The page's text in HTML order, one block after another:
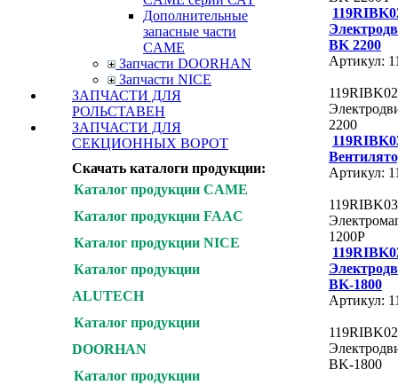
Дополнительные
запасные части
CAME
Запчасти DOORHAN
Запчасти NICE
ЗАПЧАСТИ ДЛЯ
РОЛЬСТАВЕН
ЗАПЧАСТИ ДЛЯ
СЕКЦИОННЫХ ВОРОТ
Скачать каталоги продукции:
Каталог продукции CAME
Каталог продукции FAAC
Каталог продукции NICE
Каталог продукции
ALUTECH
Каталог продукции
DOORHAN
Каталог продукции
BK 2200
Артикул:
2200
Артикул:
1200P
BK-1800
Артикул:
BK-1800